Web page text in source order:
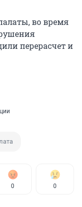
во время
перерасчет и
0 0